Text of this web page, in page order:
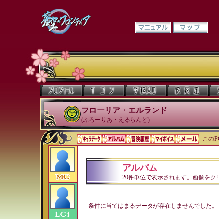
フローリア・エルランド
(ふろーりあ・えるらんど)
この
アルバム
20件単位で表示されます。画像を
条件に当てはまるデータが存在しませんでした。